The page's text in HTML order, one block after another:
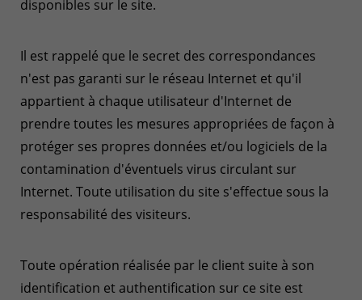
disponibles sur le site.
Il est rappelé que le secret des correspondances
n'est pas garanti sur le réseau Internet et qu'il
appartient à chaque utilisateur d'Internet de
prendre toutes les mesures appropriées de façon à
protéger ses propres données et/ou logiciels de la
contamination d'éventuels virus circulant sur
Internet. Toute utilisation du site s'effectue sous la
responsabilité des visiteurs.
Toute opération réalisée par le client suite à son
identification et authentification sur ce site est